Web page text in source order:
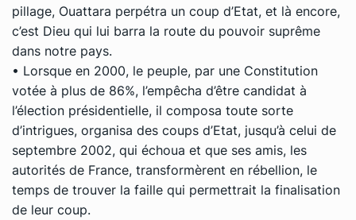
pillage, Ouattara perpétra un coup d’Etat, et là encore,
c’est Dieu qui lui barra la route du pouvoir suprême
dans notre pays.
• Lorsque en 2000, le peuple, par une Constitution
votée à plus de 86%, l’empêcha d’être candidat à
l’élection présidentielle, il composa toute sorte
d’intrigues, organisa des coups d’Etat, jusqu’à celui de
septembre 2002, qui échoua et que ses amis, les
autorités de France, transformèrent en rébellion, le
temps de trouver la faille qui permettrait la finalisation
de leur coup.